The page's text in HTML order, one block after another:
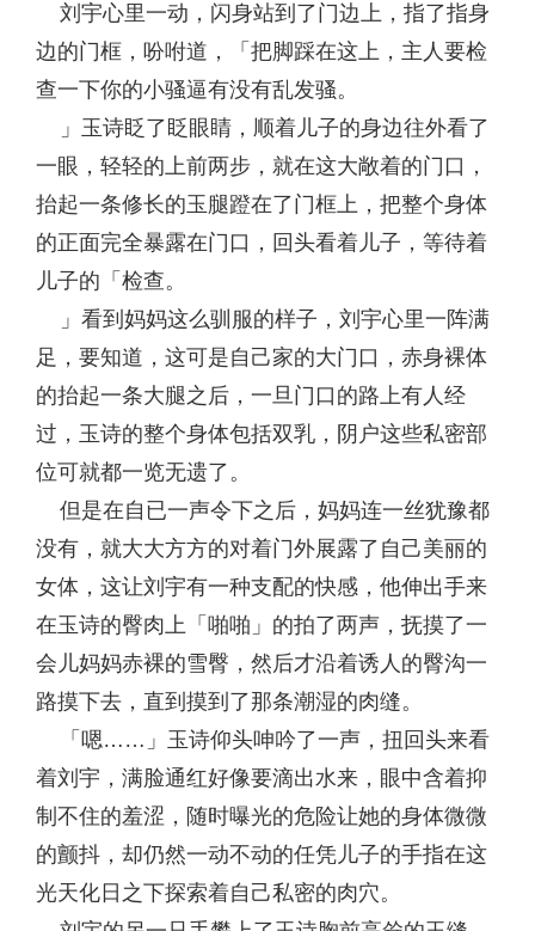
刘宇心里一动，闪身站到了门边上，指了指身
边的门框，吩咐道，「把脚踩在这上，主人要检
查一下你的小骚逼有没有乱发骚。
」玉诗眨了眨眼睛，顺着儿子的身边往外看了
一眼，轻轻的上前两步，就在这大敞着的门口，
抬起一条修长的玉腿蹬在了门框上，把整个身体
的正面完全暴露在门口，回头看着儿子，等待着
儿子的「检查。
」看到妈妈这么驯服的样子，刘宇心里一阵满
足，要知道，这可是自己家的大门口，赤身裸体
的抬起一条大腿之后，一旦门口的路上有人经
过，玉诗的整个身体包括双乳，阴户这些私密部
位可就都一览无遗了。
但是在自已一声令下之后，妈妈连一丝犹豫都
没有，就大大方方的对着门外展露了自己美丽的
女体，这让刘宇有一种支配的快感，他伸出手来
在玉诗的臀肉上「啪啪」的拍了两声，抚摸了一
会儿妈妈赤裸的雪臀，然后才沿着诱人的臀沟一
路摸下去，直到摸到了那条潮湿的肉缝。
「嗯……」玉诗仰头呻吟了一声，扭回头来看
着刘宇，满脸通红好像要滴出水来，眼中含着抑
制不住的羞涩，随时曝光的危险让她的身体微微
的颤抖，却仍然一动不动的任凭儿子的手指在这
光天化日之下探索着自己私密的肉穴。